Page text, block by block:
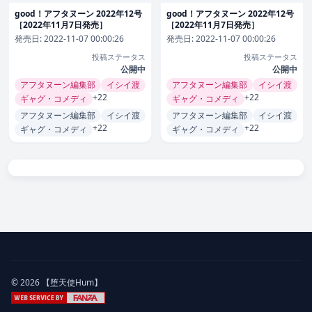
good！アフタヌーン 2022年12号
［2022年11月7日発売］
発売日:2022-11-07 00:00:26
投稿ステータス
公開中
アフタヌーン編集部
イシイ渡
ギャグ・コメディ +22
アフタヌーン編集部
イシイ渡
ギャグ・コメディ +22
good！アフタヌーン 2022年12号
［2022年11月7日発売］
発売日:2022-11-07 00:00:26
投稿ステータス
公開中
アフタヌーン編集部
イシイ渡
ギャグ・コメディ +22
アフタヌーン編集部
イシイ渡
ギャグ・コメディ +22
© 2026 【堕天使Hum】